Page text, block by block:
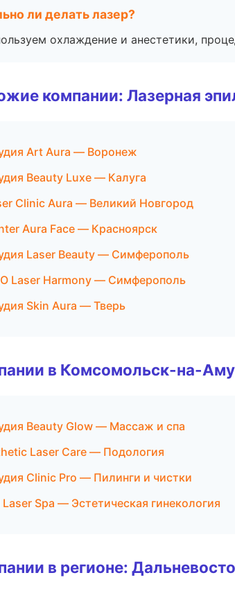
ли делать лазер?
охлаждение и анестетики,
компании: Лазерная
Art Aura — Воронеж
Beauty Luxe — Калуга
Clinic Aura — Великий Новгород
Aura Face — Красноярск
Laser Beauty — Симферополь
Laser Harmony — Симферополь
Skin Aura — Тверь
в Комсомольск-на-
Beauty Glow — Массаж и спа
Laser Care — Подология
Clinic Pro — Пилинги и чистки
Spa — Эстетическая гинекология
в регионе: